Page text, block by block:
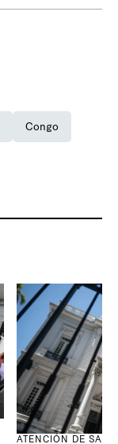
Congo
ATENCIÓN DE